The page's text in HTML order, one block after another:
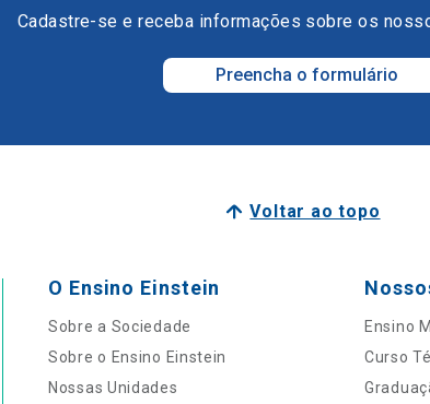
Cadastre-se e receba informações sobre os
Preencha o formulário
Voltar ao topo
O Ensino Einstein
Sobre a Sociedade
Sobre o Ensino Einstein
Nossas Unidades
Ensino
Curso